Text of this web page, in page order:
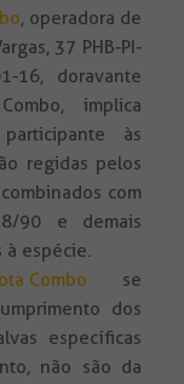
, operadora de
37 PHB-PI-
16, doravante
implica
às
regidas pelos
com
90 e demais
à espécie.
Combo se
dos
específicas
não são da